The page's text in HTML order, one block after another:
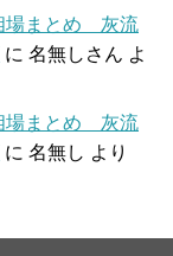
場まとめ 灰流
に 名無しさん よ
場まとめ 灰流
に 名無し より